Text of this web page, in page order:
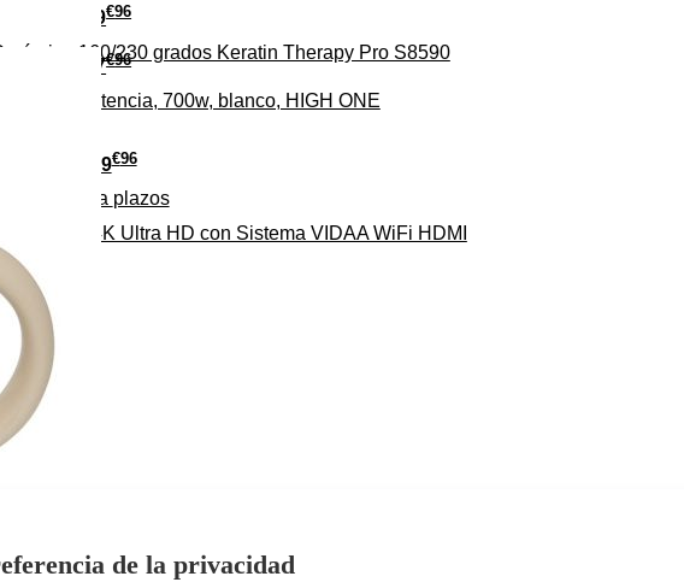
37€96
de potencia, 700w, blanco, HIGH ONE
29€96
160/230 grados Keratin Therapy Pro S8590
279€96
Pago a plazos
EL 4K Ultra HD con Sistema VIDAA WiFi HDMI
de la privacidad